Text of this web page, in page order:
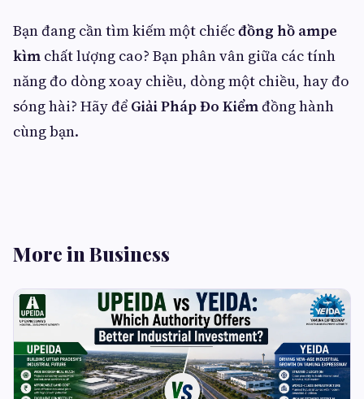
Bạn đang cần tìm kiếm một chiếcđồng hồ ampe
kìm chất lượng cao? Bạn phân vân giữa các tính
năng đo dòng xoay chiều, dòng một chiều, hay đo
sóng hài? Hãy để Giải Pháp Đo Kiểmđồng hành
cùng bạn.
More in Business